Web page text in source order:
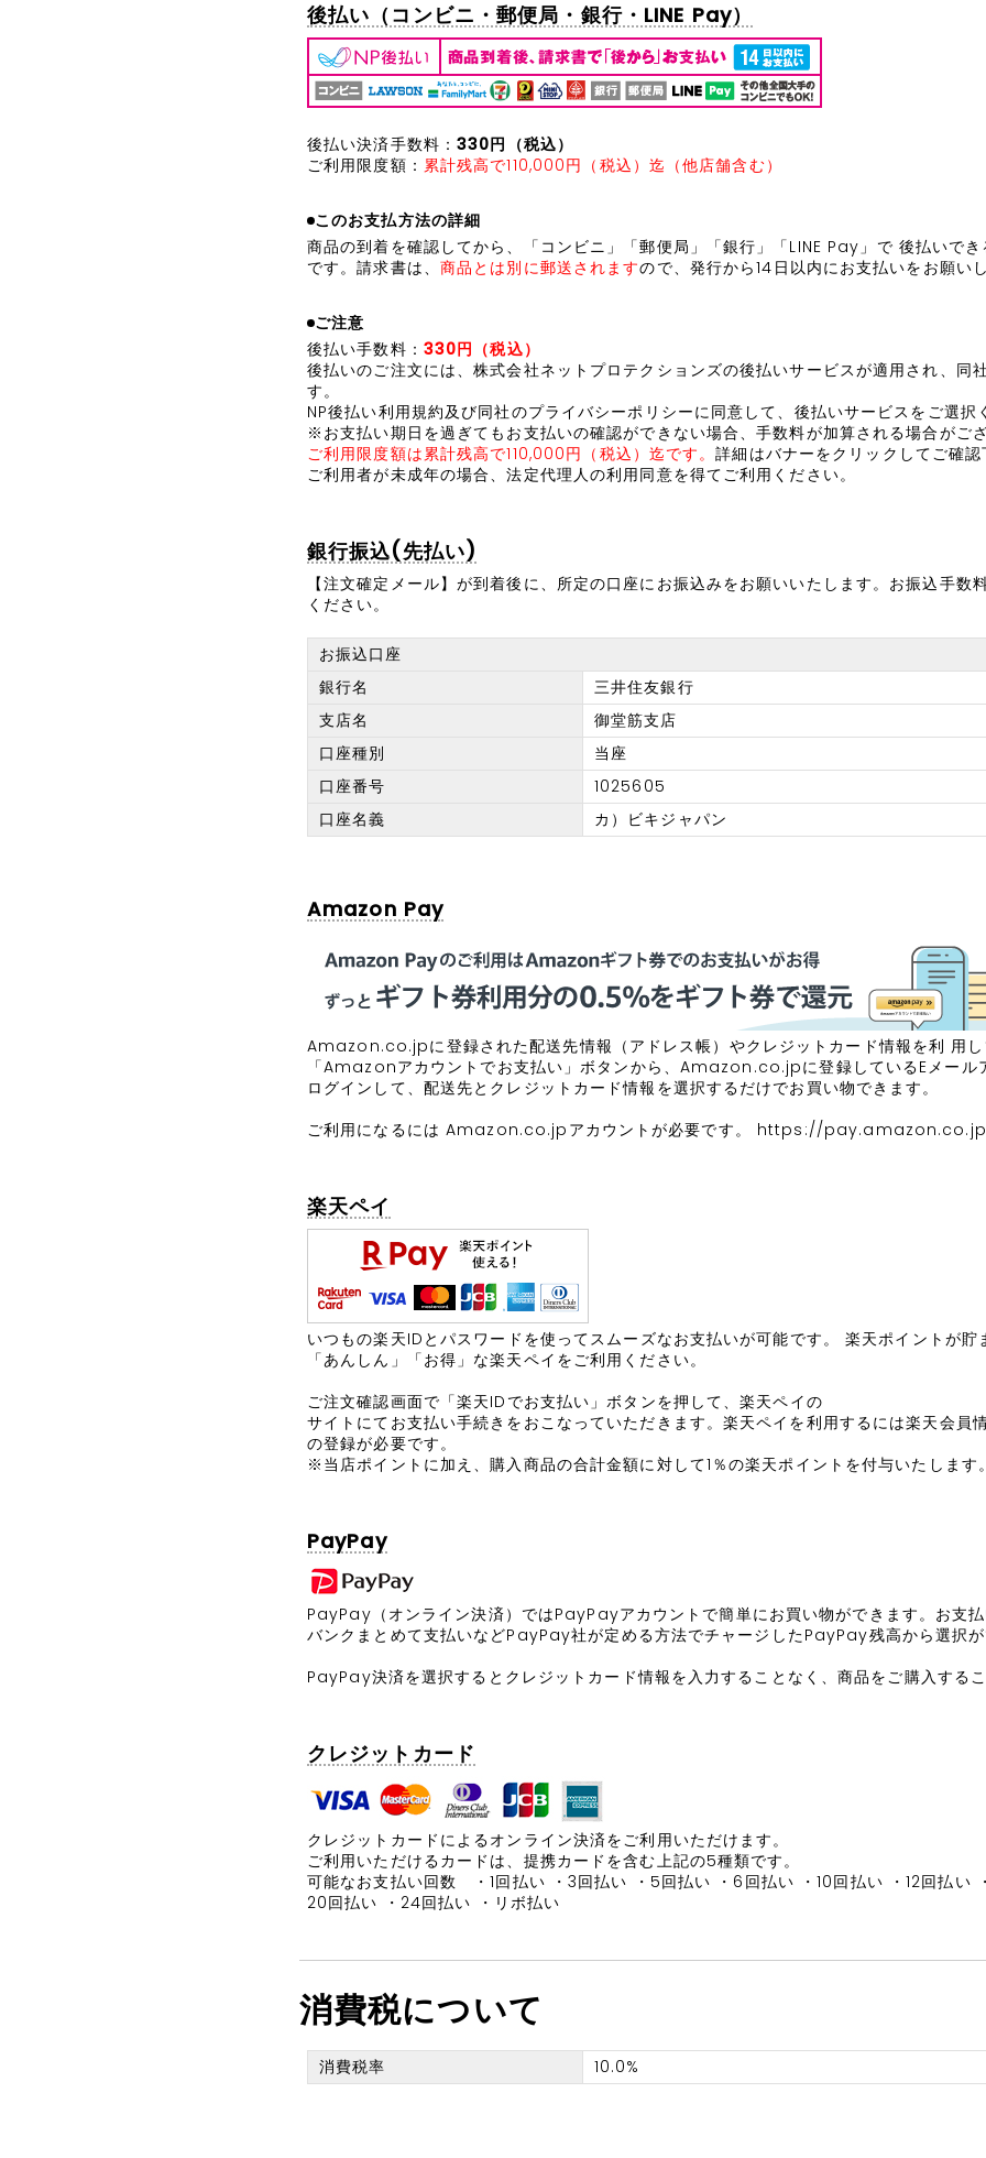
後払い（コンビニ・郵便局・銀行・LINE Pay）
後払い決済手数料：330円（税込）
ご利用限度額： 累計残高で110,000円（税込）迄（他店舗含む）
このお支払方法の詳細
商品の到着を確認してから、「コンビニ」「郵便局」「銀行」「LINE Pay」で 後払いで
です。請求書は、 商品とは別に郵送されますので、発行から14日以内にお支払いをお願いし
ご注意
後払い手数料： 330円（税込）
後払いのご注文には、株式会社ネットプロテクションズの後払いサービスが適用され、同
す。
NP後払い利用規約及び同社のプライバシーポリシーに同意して、後払いサービスをご選択
※お支払い期日を過ぎてもお支払いの確認ができない場合、手数料が加算される場合がござ
ご利用限度額は累計残高で110,000円（税込）迄です。詳細はバナーをクリックしてご確認
ご利用者が未成年の場合、法定代理人の利用同意を得てご利用ください。
銀行振込(先払い)
【注文確定メール】が到着後に、所定の口座にお振込みをお願いいたします。お振込手数
ください。
お振込口座
銀行名
三井住友銀行
支店名
御堂筋支店
口座種別
当座
口座番号
1025605
口座名義
カ）ビキジャパン
Amazon Pay
Amazon.co.jpに登録された配送先情報（アドレス帳）やクレジットカード情報を利 用し
「Amazonアカウントでお支払い」ボタンから、Amazon.co.jpに登録しているEメール
ログインして、配送先とクレジットカード情報を選択するだけでお買い物できます。
ご利用になるには Amazon.co.jpアカウントが必要です。 https://
楽天ペイ
いつもの楽天IDとパスワードを使ってスムーズなお支払いが可能です。 楽天ポイントが貯
「あんしん」「お得」な楽天ペイをご利用ください。
ご注文確認画面で「楽天IDでお支払い」ボタンを押して、楽天ペイの
サイトにてお支払い手続きをおこなっていただきます。楽天ペイを利用するには楽天会員
の登録が必要です。
当店ポイントに加え、購入商品の合計金額に対して1％の楽天ポイントを付与いたします。
PayPay
PayPay（オンライン決済）ではPayPayアカウントで簡単にお買い物ができます。お支
バンクまとめて支払いなどPayPay社が定める方法でチャージしたPayPay残高から選択が
PayPay決済を選択するとクレジットカード情報を入力することなく、商品をご購入するこ
クレジットカード
クレジットカードによるオンライン決済をご利用いただけます。
ご利用いただけるカードは、提携カードを含む上記の5種類です。
可能なお支払い回数 ・1回払い ・3回払い ・5回払い ・6回払い ・10回払い ・12回払い
20回払い ・24回払い ・リボ払い
消費税について
消費税率 10.0%